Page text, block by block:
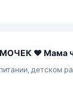
детском